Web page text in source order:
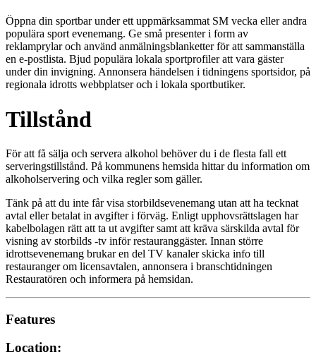
Öppna din sportbar under ett uppmärksammat SM vecka eller andra
populära sport evenemang. Ge små presenter i form av
reklamprylar och använd anmälningsblanketter för att sammanställa
en e-postlista. Bjud populära lokala sportprofiler att vara gäster
under din invigning. Annonsera händelsen i tidningens sportsidor, på
regionala idrotts webbplatser och i lokala sportbutiker.
Tillstånd
För att få sälja och servera alkohol behöver du i de flesta fall ett
serveringstillstånd. På kommunens hemsida hittar du information om
alkoholservering och vilka regler som gäller.
Tänk på att du inte får visa storbildsevenemang utan att ha tecknat
avtal eller betalat in avgifter i förväg. Enligt upphovsrättslagen har
kabelbolagen rätt att ta ut avgifter samt att kräva särskilda avtal för
visning av storbilds -tv inför restauranggäster. Innan större
idrottsevenemang brukar en del TV kanaler skicka info till
restauranger om licensavtalen, annonsera i branschtidningen
Restauratören och informera på hemsidan.
Features
Location: